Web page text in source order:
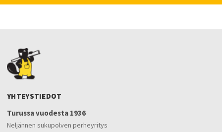
YHTEYSTIEDOT
Turussa vuodesta 1936
Neljännen sukupolven perheyritys